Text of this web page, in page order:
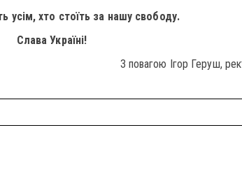
усім, хто стоїть за нашу свободу.
Слава Україні!
З повагою Ігор Геруш,